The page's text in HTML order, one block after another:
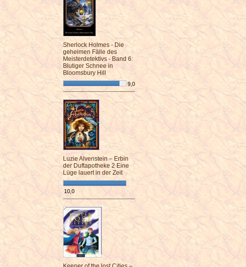
Sherlock Holmes - Die
geheimen Fälle des
Meisterdetektivs - Band 6:
Blutiger Schnee in
Bloomsbury Hill
9,0
¯¯¯¯¯¯¯¯¯¯¯¯¯¯¯¯¯¯¯¯¯¯¯¯
Luzie Alvenstein – Erbin
der Duftapotheke 2 Eine
Lüge lauert in der Zeit
10,0
¯¯¯¯¯¯¯¯¯¯¯¯¯¯¯¯¯¯¯¯¯¯¯¯